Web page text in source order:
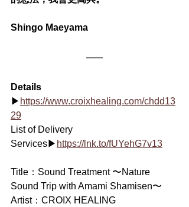
Shingo Maeyama
Details
▶ https://www.croixhealing.com/chdd13
29
List of Delivery
Services▶ https://lnk.to/fUYehG7v13
Title：Sound Treatment 〜Nature
Sound Trip with Amami Shamisen〜
Artist：CROIX HEALING